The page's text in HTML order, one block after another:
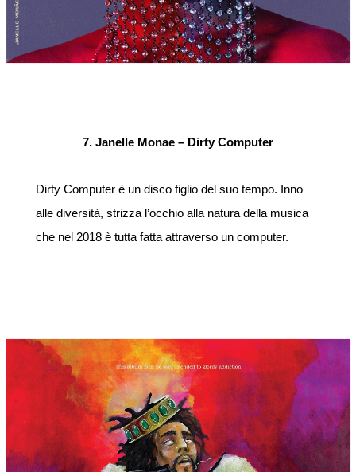
7. Janelle Monae – Dirty Computer
Dirty Computer è un disco figlio del suo tempo. Inno
alle diversità, strizza l’occhio alla natura della musica
che nel 2018 è tutta fatta attraverso un computer.